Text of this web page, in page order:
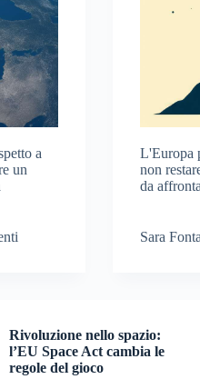
a
un
L'Europa
non
da
Sara
Rivoluzione nello spazio:
l’EU Space Act cambia le
regole del gioco